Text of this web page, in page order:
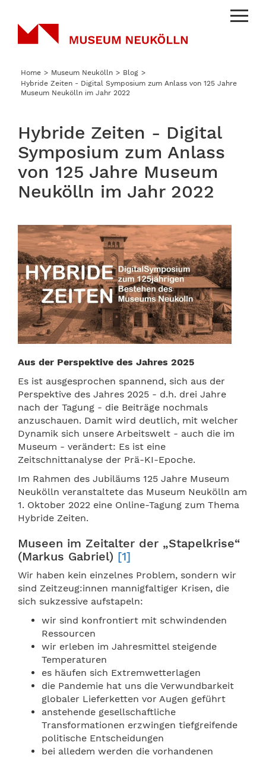
Menu
Home Museum Neukölln
Blog
Hybride Zeiten - Digital Symposium zum Anlass von 125 Jahre
Museum Neukölln im Jahr 2022
Hybride Zeiten - Digital
Symposium zum Anlass
von 125 Jahre Museum
Neukölln im Jahr 2022
Aus der Perspektive des Jahres 2025
Es ist ausgesprochen spannend, sich aus der
Perspektive des Jahres 2025 - d.h. drei Jahre
nach der Tagung - die Beiträge nochmals
anzuschauen. Damit wird deutlich, mit welcher
Dynamik sich unsere Arbeitswelt - auch die im
Museum - verändert: Es ist eine
Zeitschnittanalyse der Prä-KI-Epoche.
Im Rahmen des Jubiläums 125 Jahre Museum
Neukölln veranstaltete das Museum Neukölln am
1. Oktober 2022 eine Online-Tagung zum Thema
Hybride Zeiten.
Museen im Zeitalter der „Stapelkrise“
(Markus Gabriel) [1]
Wir haben kein einzelnes Problem, sondern wir
sind Zeitzeug:innen mannigfaltiger Krisen, die
sich sukzessive aufstapeln:
wir sind konfrontiert mit schwindenden
Ressourcen
wir erleben im Jahresmittel steigende
Temperaturen
es häufen sich Extremwetterlagen
die Pandemie hat uns die Verwundbarkeit
globaler Lieferketten vor Augen geführt
anstehende gesellschaftliche
Transformationen erzwingen tiefgreifende
politische Entscheidungen
bei alledem werden die vorhandenen